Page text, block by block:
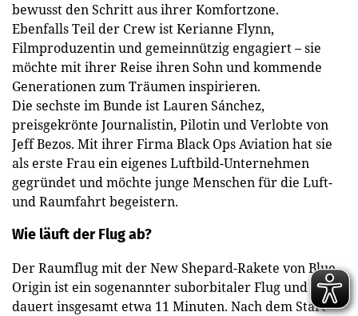
bewusst den Schritt aus ihrer Komfortzone.
Ebenfalls Teil der Crew ist Kerianne Flynn,
Filmproduzentin und gemeinnützig engagiert – sie
möchte mit ihrer Reise ihren Sohn und kommende
Generationen zum Träumen inspirieren.
Die sechste im Bunde ist Lauren Sánchez,
preisgekrönte Journalistin, Pilotin und Verlobte von
Jeff Bezos. Mit ihrer Firma Black Ops Aviation hat sie
als erste Frau ein eigenes Luftbild-Unternehmen
gegründet und möchte junge Menschen für die Luft-
und Raumfahrt begeistern.
Wie läuft der Flug ab?
Der Raumflug mit der New Shepard-Rakete von Blue
Origin ist ein sogenannter suborbitaler Flug und
dauert insgesamt etwa 11 Minuten. Nach dem Start